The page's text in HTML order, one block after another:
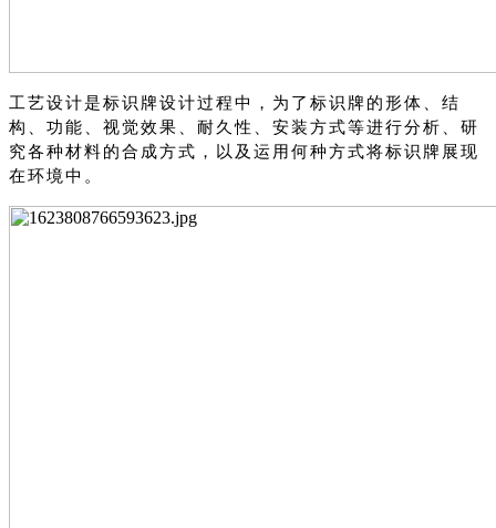
工艺设计是标识牌设计过程中，为了标识牌的形体、结
构、功能、视觉效果、耐久性、安装方式等进行分析、研
究各种材料的合成方式，以及运用何种方式将标识牌展现
在环境中。